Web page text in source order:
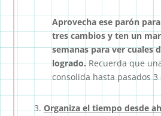
Aprovecha ese parón
tres cambios y ten un
semanas para ver cuales
logrado.Recuerda que
consolida hasta pasados 3
Organiza el tiempo desde